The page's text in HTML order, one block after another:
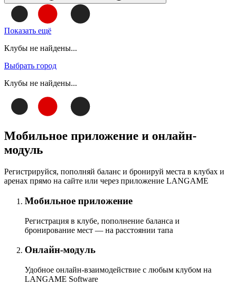
Показать ещё
Клубы не найдены...
Выбрать город
Клубы не найдены...
Мобильное приложение и онлайн-
модуль
Регистрируйся, пополняй баланс и бронируй места в клубах и
аренах прямо на сайте или через приложение LANGAME
Мобильное приложение
Регистрация в клубе, пополнение баланса и
бронирование мест — на расстоянии тапа
Онлайн-модуль
Удобное онлайн-взаимодействие с любым клубом на
LANGAME Software